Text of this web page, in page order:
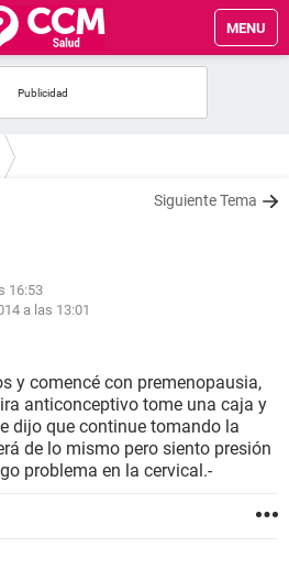
MENU
Siguiente Tema
16:53
a las 13:01
y comencé con premenopausia,
anticonceptivo tome una caja y
dijo que continue tomando la
de lo mismo pero siento presión
problema en la cervical.-